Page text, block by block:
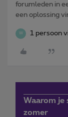
forumleden in
een oplossing
W 1 persoon
Waarom
zomer